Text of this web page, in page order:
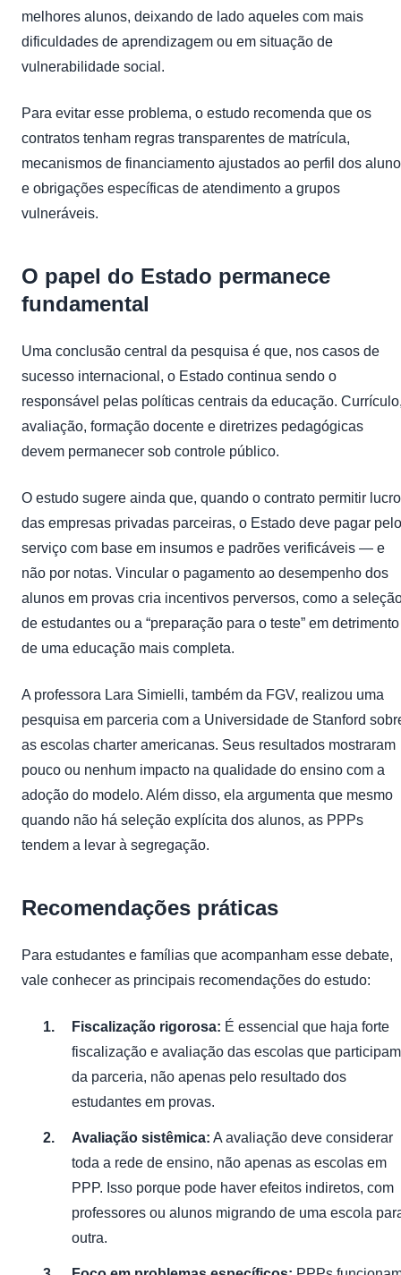
melhores alunos, deixando de lado aqueles com mais
dificuldades de aprendizagem ou em situação de
vulnerabilidade social.
Para evitar esse problema, o estudo recomenda que os
contratos tenham regras transparentes de matrícula,
mecanismos de financiamento ajustados ao perfil dos
e obrigações específicas de atendimento a grupos
vulneráveis.
O papel do Estado permanece
fundamental
Uma conclusão central da pesquisa é que, nos casos de
sucesso internacional, o Estado continua sendo o
responsável pelas políticas centrais da educação.
avaliação, formação docente e diretrizes pedagógicas
devem permanecer sob controle público.
O estudo sugere ainda que, quando o contrato permitir lucro
das empresas privadas parceiras, o Estado deve pagar pelo
serviço com base em insumos e padrões verificáveis — e
não por notas. Vincular o pagamento ao desempenho dos
alunos em provas cria incentivos perversos, como a
de estudantes ou a “preparação para o teste” em detrimento
de uma educação mais completa.
A professora Lara Simielli, também da FGV, realizou uma
pesquisa em parceria com a Universidade de Stanford
as escolas charter americanas. Seus resultados mostraram
pouco ou nenhum impacto na qualidade do ensino com a
adoção do modelo. Além disso, ela argumenta que mesmo
quando não há seleção explícita dos alunos, as PPPs
tendem a levar à segregação.
Recomendações práticas
Para estudantes e famílias que acompanham esse debate,
vale conhecer as principais recomendações do estudo:
Fiscalização rigorosa: É essencial que haja forte
fiscalização e avaliação das escolas que participam
da parceria, não apenas pelo resultado dos
estudantes em provas.
Avaliação sistêmica: A avaliação deve considerar
toda a rede de ensino, não apenas as escolas em
PPP. Isso porque pode haver efeitos indiretos, com
professores ou alunos migrando de uma escola
outra.